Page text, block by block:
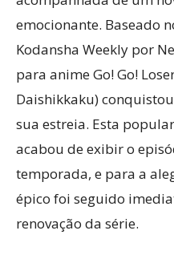
emocionante. Baseado
Kodansha Weekly por
para anime Go! Go!
Daishikkaku)
sua estreia. Esta
acabou de exibir o
temporada, e para a
épico foi seguido
renovação da série.